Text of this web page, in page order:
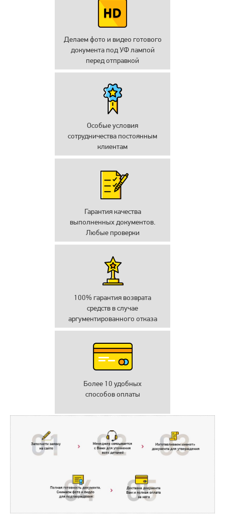
Делаем фото и видео готового
документа под УФ лампой
перед отправкой
Особые условия
сотрудничества постоянным
клиентам
Гарантия качества
выполненных документов.
Любые проверки
100% гарантия возврата
средств в случае
аргументированного отказа
Более 10 удобных
способов оплаты